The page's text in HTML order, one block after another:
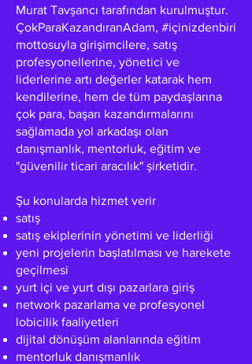
Murat Tavşancı tarafından kurulmuştur.
ÇokParaKazandıranAdam, #içinizdenbiri
mottosuyla girişimcilere, satış
profesyonellerine, yönetici ve
liderlerine artı değerler katarak hem
kendilerine, hem de tüm paydaşlarına
çok para, başarı kazandırmalarını
sağlamada yol arkadaşı olan
danışmanlık, mentorluk, eğitim ve
"güvenilir ticari aracılık" şirketidir.
Şu konularda hizmet verir
satış
satış ekiplerinin yönetimi ve liderliği
yeni projelerin başlatılması ve harekete
geçilmesi
yurt içi ve yurt dışı pazarlara giriş
network pazarlama ve profesyonel
lobicilik faaliyetleri
dijital dönüşüm alanlarında eğitim
mentorluk danışmanlık